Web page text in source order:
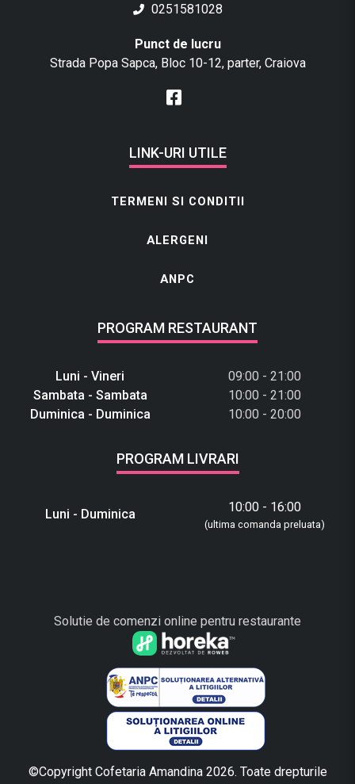
0251581028
Punct de lucru
Strada Popa Sapca, Bloc 10-12, parter, Craiova
LINK-URI UTILE
TERMENI SI CONDITII
ALERGENI
ANPC
PROGRAM RESTAURANT
Luni - Vineri
09:00 - 21:00
Sambata - Sambata
10:00 - 21:00
Duminica - Duminica
10:00 - 20:00
PROGRAM LIVRARI
Luni - Duminica 10:00 - 16:00
(ultima comanda preluata)
Solutie de comenzi online pentru restaurante
©Copyright Cofetaria Amandina 2026. Toate drepturile